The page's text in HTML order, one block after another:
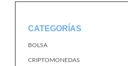
CATEGORÍAS
BOLSA
CRIPTOMONEDAS